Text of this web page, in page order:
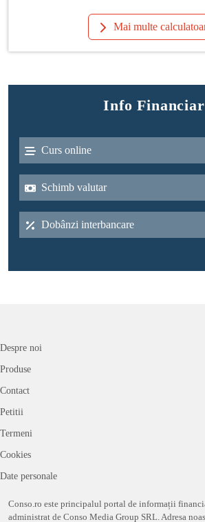
Mai multe
Info Financiar
Curs online
Schimb valutar
Dobânzi interbancare
Despre noi
Produse
Contact
Petitii
Termeni
Cookies
Date personale
Conso.ro este principalul portal de informații
administrat de Conso Media Group SRL. Adresa